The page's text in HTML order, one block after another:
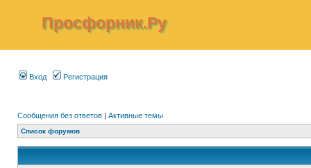
Просфорник.Ру
Вход Регистрация
Сообщения без ответов | Активные темы
Список форумов